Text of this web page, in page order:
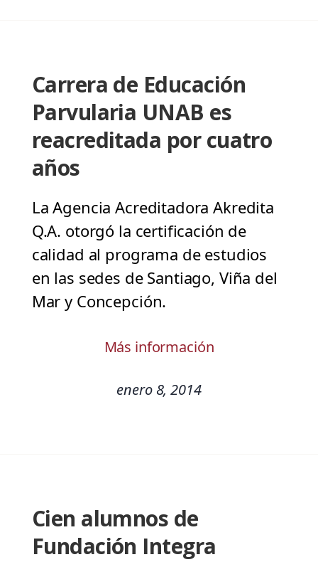
Carrera de Educación
Parvularia UNAB es
reacreditada por cuatro
años
La Agencia Acreditadora Akredita
Q.A. otorgó la certificación de
calidad al programa de estudios
en las sedes de Santiago, Viña del
Mar y Concepción.
Más información
enero 8, 2014
Cien alumnos de
Fundación Integra